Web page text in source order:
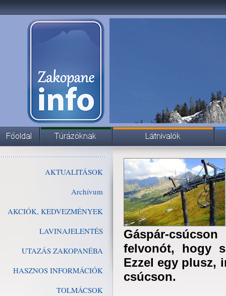
AKTUALITÁSOK
Archívum
AKCIÓK, KEDVEZMÉNYEK
LAVINAJELENTÉS
UTAZÁS ZAKOPANÉBA
HASZNOS INFORMÁCIÓK
TOLMÁCSOK
Gáspár-
felvonót, hogy
Ezzel egy plusz,
csúcson.